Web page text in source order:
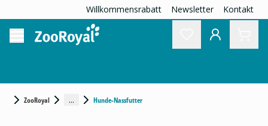
Willkommensrabatt Newsletter Kontakt
ZooRoyal ... Hunde-Nassfutter